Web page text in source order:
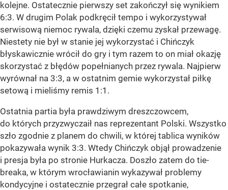
kolejne. Ostatecznie pierwszy set zakończył się wynikiem
6:3. W drugim Polak podkręcił tempo i wykorzystywał
serwisową niemoc rywala, dzięki czemu zyskał przewagę.
Niestety nie był w stanie jej wykorzystać i Chińczyk
błyskawicznie wrócił do gry i tym razem to on miał okazję
skorzystać z błędów popełnianych przez rywala. Najpierw
wyrównał na 3:3, a w ostatnim gemie wykorzystał piłkę
setową i mieliśmy remis 1:1.
Ostatnia partia była prawdziwym dreszczowcem,
do których przyzwyczaił nas reprezentant Polski. Wszystko
szło zgodnie z planem do chwili, w której tablica wyników
pokazywała wynik 3:3. Wtedy Chińczyk objął prowadzenie
i presja była po stronie Hurkacza. Doszło zatem do tie-
breaka, w którym wrocławianin wykazywał problemy
kondycyjne i ostatecznie przegrał całe spotkanie,